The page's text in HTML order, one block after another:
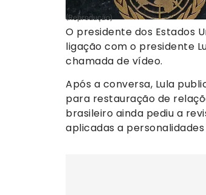
(Reprodução)
O presidente dos Estados
ligação com o presidente
chamada de vídeo.
Após a conversa, Lula
para restauração de
brasileiro ainda pediu a
aplicadas a